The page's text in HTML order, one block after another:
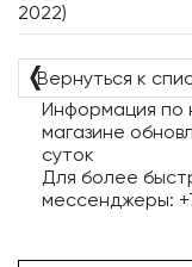
2022)
❬Вернуться к
Информация по
магазине
суток
Для более
мессенджеры: